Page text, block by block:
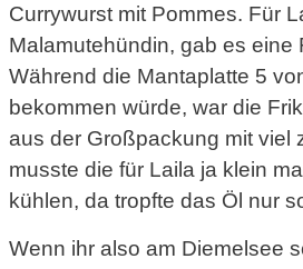
Currywurst mit Pommes. Für
Malamutehündin, gab es eine
Während die Mantaplatte 5
bekommen würde, war die
aus der Großpackung mit viel
musste die für Laila ja klein
kühlen, da tropfte das Öl nur
Wenn ihr also am Diemelsee